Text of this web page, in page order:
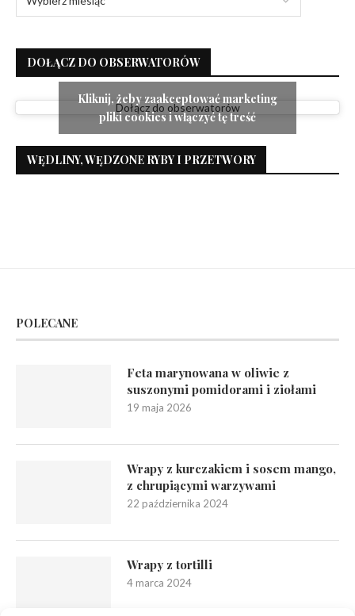
DOŁĄCZ DO OBSERWATORÓW
Dołącz do obserwatorów
Kliknij, żeby zaakceptować marketing
pliki cookies i włączyć tę treść
WĘDLINY, WĘDZONE RYBY I PRZETWORY
POLECANE
Feta marynowana w oliwie z
suszonymi pomidorami i ziołami
19 maja 2026
Wrapy z kurczakiem i sosem mango,
z chrupiącymi warzywami
22 października 2024
Wrapy z tortilli
4 marca 2024